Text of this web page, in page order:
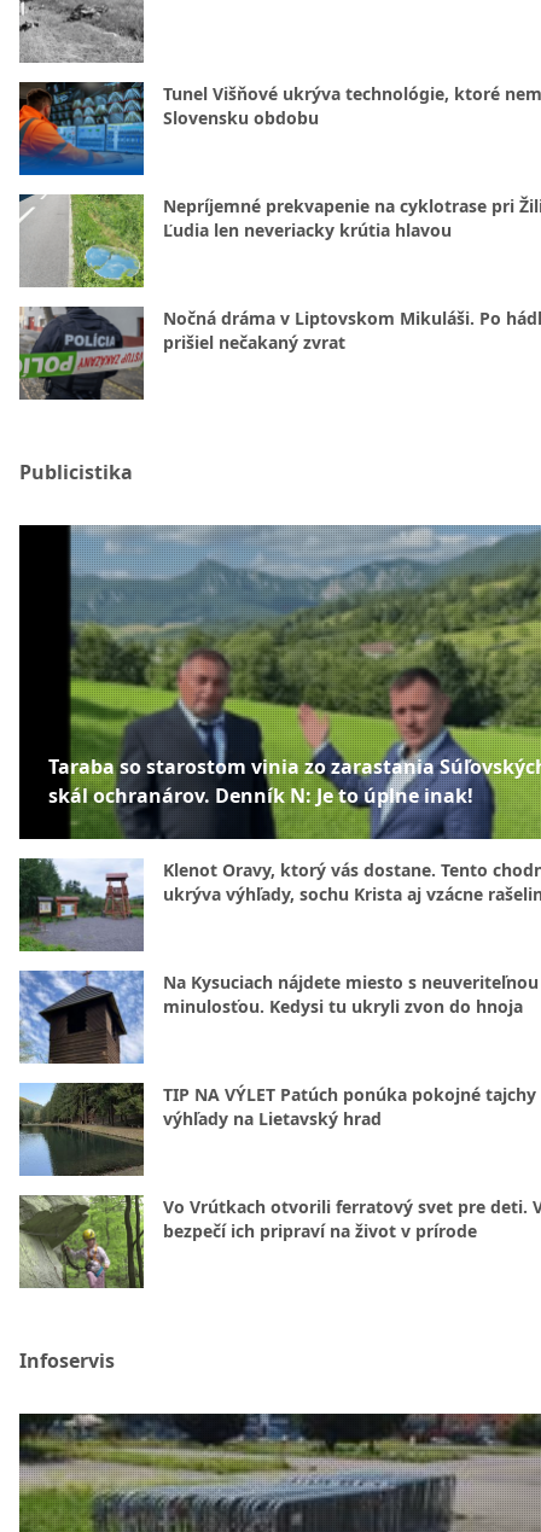
Tunel Višňové ukrýva technológie, ktoré
Slovensku obdobu
Nepríjemné prekvapenie na cyklotrase pri
Ľudia len neveriacky krútia hlavou
Nočná dráma v Liptovskom Mikuláši. Po
prišiel nečakaný zvrat
Publicistika
Taraba so starostom vinia zo zarastania
skál ochranárov. Denník N: Je to úplne inak!
Klenot Oravy, ktorý vás dostane. Tento
ukrýva výhľady, sochu Krista aj vzácne
Na Kysuciach nájdete miesto s neuveriteľnou
minulosťou. Kedysi tu ukryli zvon do hnoja
TIP NA VÝLET Patúch ponúka pokojné tajchy
výhľady na Lietavský hrad
Vo Vrútkach otvorili ferratový svet pre deti.
bezpečí ich pripraví na život v prírode
Infoservis